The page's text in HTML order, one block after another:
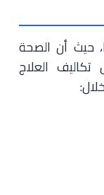
حيث أن الصحة
العلاج